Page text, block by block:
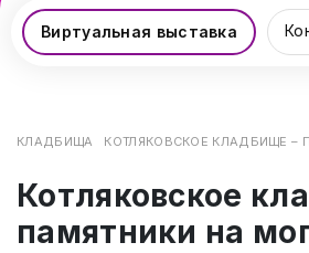
Виртуальная выставка
КЛАДБИЩА КОТЛЯКОВСКОЕ КЛАДБИЩЕ –
Котляковское
памятники на